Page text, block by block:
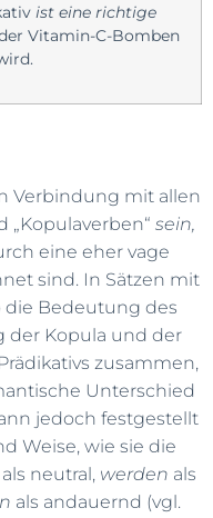
ist eine richtige
Vitamin-C-Bomben
Verbindung mit allen
„Kopulaverben“ sein,
eine eher vage
sind. In Sätzen mit
die Bedeutung des
der Kopula und der
zusammen,
Unterschied
jedoch festgestellt
Weise, wie sie die
als neutral, werden als
als andauernd (vgl.